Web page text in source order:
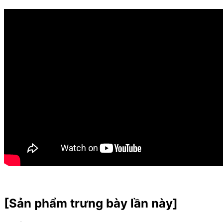
[Sản phẩm trưng bày lần này]